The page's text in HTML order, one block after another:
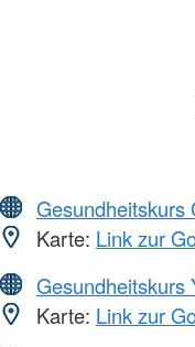
Gesundheitskurs
Karte: Link zur
Gesundheitskurs
Karte: Link zur